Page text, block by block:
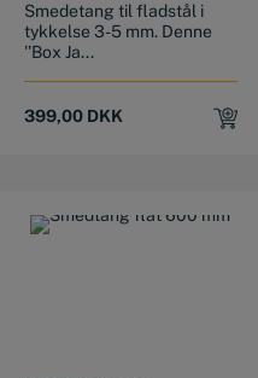
Smedetang til fladstål i
tykkelse 3-5 mm. Denne
''Box Ja...
399,00 DKK